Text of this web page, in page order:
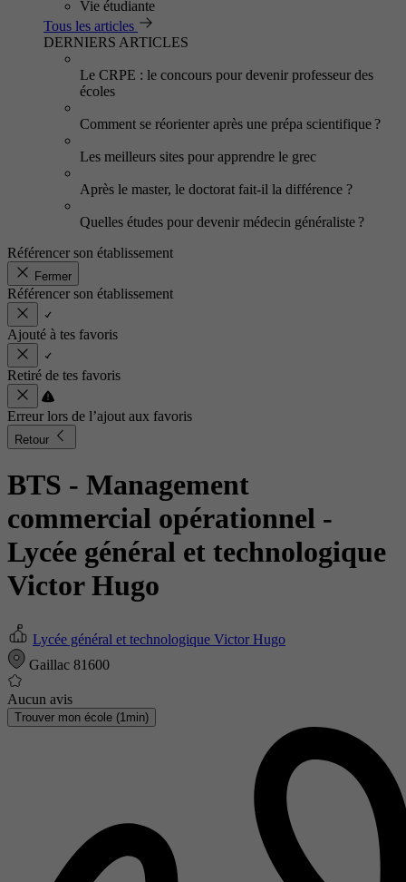
Vie étudiante
Tous les articles
DERNIERS ARTICLES
Le CRPE : le concours pour devenir professeur des
écoles
Comment se réorienter après une prépa scientifique ?
Les meilleurs sites pour apprendre le grec
Après le master, le doctorat fait-il la différence ?
Quelles études pour devenir médecin généraliste ?
Référencer son établissement
Fermer
Référencer son établissement
Ajouté à tes favoris
Retiré de tes favoris
Erreur lors de l’ajout aux favoris
Retour
BTS - Management
commercial opérationnel -
Lycée général et technologique
Victor Hugo
Lycée général et technologique Victor Hugo
Gaillac 81600
Aucun avis
Trouver mon école (1min)